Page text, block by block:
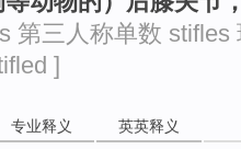
第三人称单数
]
专业释义 英英释义